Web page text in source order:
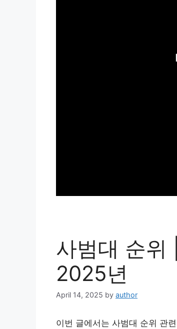
사범대 순위
2025년
April 14, 2025 by author
이번 글에서는 사범대 순위 관